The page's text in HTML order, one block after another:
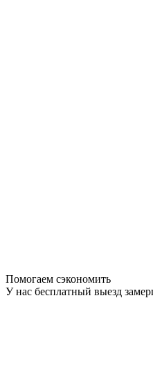
Помогаем сэкономить
У нас бесплатный выезд